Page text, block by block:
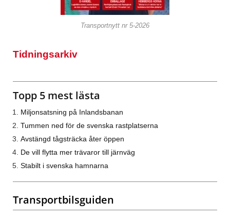
Transportnytt nr 5-2026
Tidningsarkiv
Topp 5 mest lästa
Miljonsatsning på Inlandsbanan
Tummen ned för de svenska rastplatserna
Avstängd tågsträcka åter öppen
De vill flytta mer trävaror till järnväg
Stabilt i svenska hamnarna
Transportbilsguiden